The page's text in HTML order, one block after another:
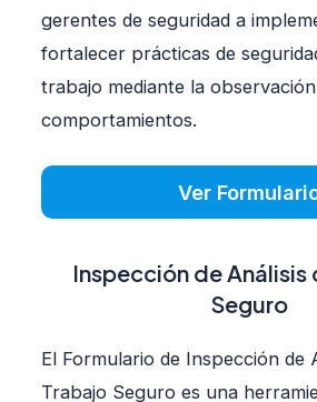
gerentes de seguridad a
fortalecer prácticas de
trabajo mediante la
comportamientos.
Ver
Inspección de Análisis
Seguro
El Formulario de Inspección de
Trabajo Seguro es una